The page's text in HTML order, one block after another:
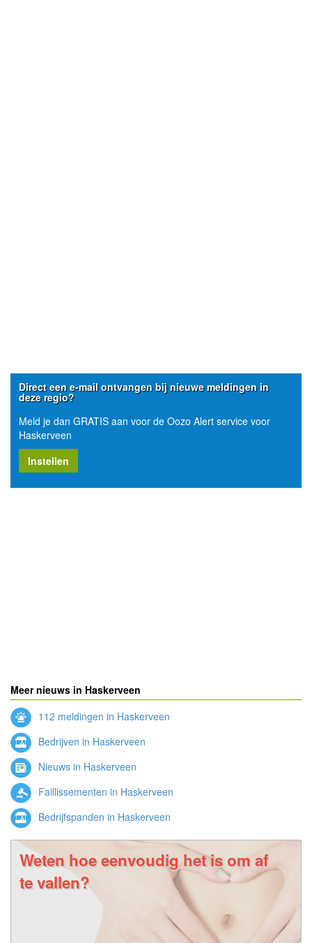
Direct een e-mail ontvangen bij nieuwe meldingen in
deze regio?
Meld je dan GRATIS aan voor de Oozo Alert service voor
Haskerveen
Instellen
Meer nieuws in Haskerveen
112 meldingen in Haskerveen
Bedrijven in Haskerveen
Nieuws in Haskerveen
Faillissementen in Haskerveen
Bedrijfspanden in Haskerveen
Weten hoe eenvoudig het is om af
te vallen?